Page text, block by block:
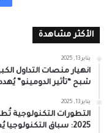
الأكثر مشاهدة
يناير 13, 2025
شبح “تأثير الدومينو”
يناير 13, 2025
التطورات التكنولوجية
2025: سباق التكنولوجيا يُعيد تشكيل مشهد الكريبتو